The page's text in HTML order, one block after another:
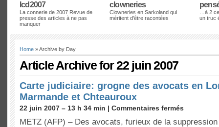
lcd2007
La connerie de 2007 Revue de
presse des articles à ne pas
manquer
clowneries
Clowneries en Sarkoland qui
méritent d’être racontées
…à 2
un truc
Home » Archive by Day
Article Archive for 22 juin 2007
Carte judiciaire: grogne des avocats en
Marmande et Chteauroux
22 juin 2007 – 13 h 34 min | Commentaires fermés
METZ (AFP) – Des avocats, furieux de la